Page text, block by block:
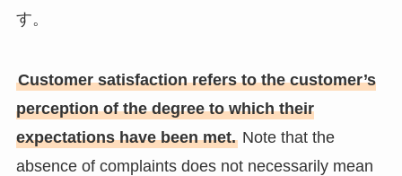
す。
Customer satisfaction refers to the customer’s
perception of the degree to which their
expectations have been met.Note that the
absence of complaints does not necessarily mean